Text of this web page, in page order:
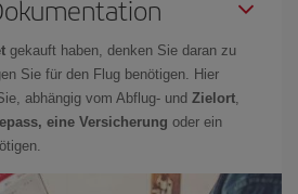
gekauft haben, denken Sie daran zu
Sie für den Flug benötigen. Hier
abhängig vom Abflug- und Zielort,
eine Versicherung oder ein